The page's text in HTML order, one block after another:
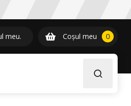
meu. Coșul meu 00item